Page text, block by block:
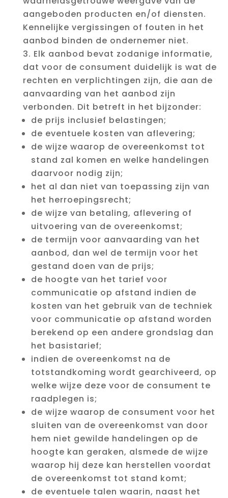
aangeboden producten en/of diensten.
Kennelijke vergissingen of fouten in het
aanbod binden de ondernemer niet.
Elk aanbod bevat zodanige informatie,
dat voor de consument duidelijk is wat de
rechten en verplichtingen zijn, die aan de
aanvaarding van het aanbod zijn
verbonden. Dit betreft in het bijzonder:
de prijs inclusief belastingen;
de eventuele kosten van aflevering;
de wijze waarop de overeenkomst tot
stand zal komen en welke handelingen
daarvoor nodig zijn;
het al dan niet van toepassing zijn van
het herroepingsrecht;
de wijze van betaling, aflevering of
uitvoering van de overeenkomst;
de termijn voor aanvaarding van het
aanbod, dan wel de termijn voor het
gestand doen van de prijs;
de hoogte van het tarief voor
communicatie op afstand indien de
kosten van het gebruik van de techniek
voor communicatie op afstand worden
berekend op een andere grondslag dan
het basistarief;
indien de overeenkomst na de
totstandkoming wordt gearchiveerd, op
welke wijze deze voor de consument te
raadplegen is;
de wijze waarop de consument voor het
sluiten van de overeenkomst van door
hem niet gewilde handelingen op de
hoogte kan geraken, alsmede de wijze
waarop hij deze kan herstellen voordat
de overeenkomst tot stand komt;
de eventuele talen waarin, naast het